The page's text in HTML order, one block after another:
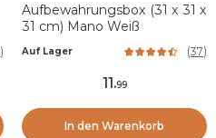
)
Aufbewahrungsbox (31 x 31 x
31 cm) Mano Weiß
Auf Lager (37)
11.99
In den Warenkorb